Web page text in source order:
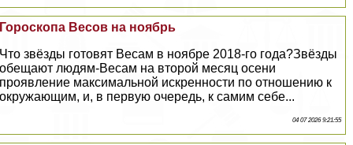
Гороскопа Весов на ноябрь
Что звёзды готовят Весам в ноябре 2018-го года?Звёзды
обещают людям-Весам на второй месяц осени
проявление максимальной искренности по отношению к
окружающим, и, в первую очередь, к самим себе...
04 07 2026 9:21:55